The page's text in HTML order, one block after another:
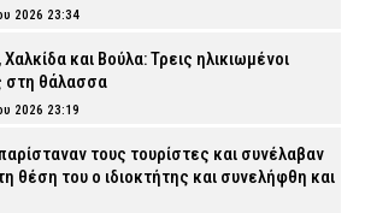
2026 23:34
και Βούλα: Τρεις ηλικιωμένοι
στη θάλασσα
2026 23:19
τους τουρίστες και συνέλαβαν
θέση του ο ιδιοκτήτης και συνελήφθη και